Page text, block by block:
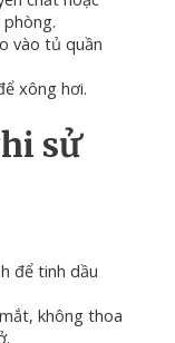
vào tủ quần
xông hơi.
sử
để tinh dầu
không thoa